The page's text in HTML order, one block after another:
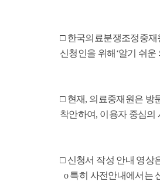
□ 한국의료분쟁조정중재
신청인을 위해‘알기 쉬
□ 현재, 의료중재원은 방
착안하여, 이용자 중심의
□ 신청서 작성 안내 영
o 특히 사전안내에서는